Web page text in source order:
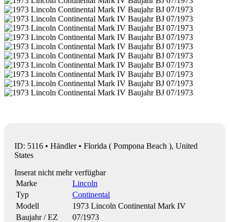
ID: 5116 • Händler • Florida ( Pompona Beach ), United
States
Inserat nicht mehr verfügbar
Marke
Lincoln
Typ
Continental
Modell
1973 Lincoln Continental Mark IV
Baujahr / EZ
07/1973